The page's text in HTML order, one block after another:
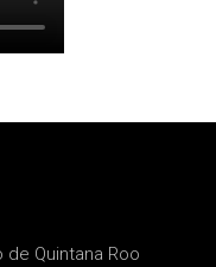
Quintana Roo